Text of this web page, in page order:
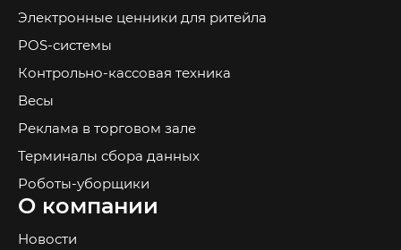
Электронные ценники для ритейла
POS-системы
Контрольно-кассовая техника
Весы
Реклама в торговом зале
Терминалы сбора данных
Роботы-уборщики
О компании
Новости